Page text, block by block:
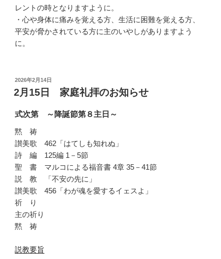
レントの時となりますように。
・心や身体に痛みを覚える方、生活に困難を覚える方、
平安が脅かされている方に主のいやしがありますよう
に。
投
稿
日:
2026年2月14日
2月15日 家庭礼拝のお知らせ
式次第 ～降誕節第８主日～
黙 祷
讃美歌 462「はてしも知れぬ」
詩 編 125編 1－5節
聖 書 マルコによる福音書 4章 35－41節
説 教 「不安の先に」
讃美歌 456「わが魂を愛するイェスよ」
祈 り
主の祈り
黙 祷
説教要旨